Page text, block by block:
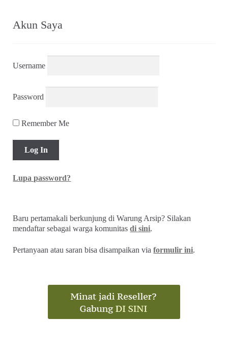
Akun Saya
Username
Password
Remember Me
Lupa password?
Baru pertamakali berkunjung di Warung Arsip? Silakan
mendaftar sebagai warga komunitasdi sini.
Pertanyaan atau saran bisa disampaikan viaformulir ini.